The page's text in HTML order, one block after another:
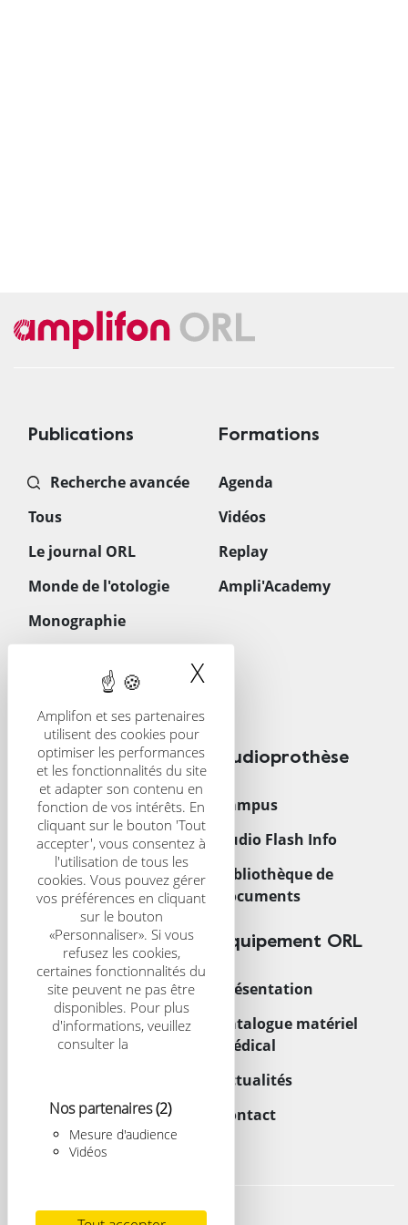
Amplifon et ses partenaires
utilisent des cookies pour
optimiser les performances
et les fonctionnalités du site
et adapter son contenu en
fonction de vos intérêts. En
cliquant sur le bouton 'Tout
accepter', vous consentez à
l'utilisation de tous les
cookies. Vous pouvez gérer
vos préférences en cliquant
sur le bouton
«Personnaliser». Si vous
refusez les cookies,
certaines fonctionnalités du
site peuvent ne pas être
disponibles. Pour plus
d'informations, veuillez
consulter la
Nos partenaires(2)
Mesure d'audience
Vidéos
X
Publications
Recherche avancée
Tous
Le journal ORL
Monde de l'otologie
Monographie
Téléchargements
Formations
Agenda
Vidéos
Replay
Ampli'Academy
CRS
Présentation
CRS Scientific Journal
Congrès
Audioprothèse
Campus
Audio Flash Info
Bibliothèque de
documents
Trouver un centre
Acouphènes
Enfant
Équipement ORL
Présentation
Catalogue matériel
médical
Actualités
Contact